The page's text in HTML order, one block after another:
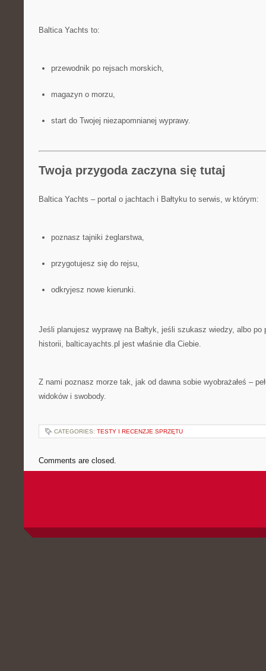
Baltica Yachts to:
przewodnik po rejsach morskich,
magazyn o morzu,
start do Twojej niezapomnianej wyprawy.
Twoja przygoda zaczyna się tutaj
Baltica Yachts – portal o jachtach i Bałtyku to serwis, w którym:
poznasz tajniki żeglarstwa,
przygotujesz się do rejsu,
odkryjesz nowe kierunki.
Jeśli planujesz wyprawę na Bałtyk, jeśli szukasz wiedzy, albo
historii, balticayachts.pl jest właśnie dla Ciebie.
Z nami poznasz morze tak, jak od dawna sobie wyobrażałeś –
widoków i swobody.
CATEGORIES: TESTY I RECENZJE SPRZĘTU
Comments are closed.